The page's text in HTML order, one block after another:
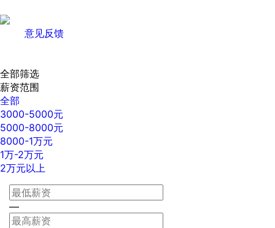
意见反馈
全部筛选
薪资范围
全部
3000-5000元
5000-8000元
8000-1万元
1万-2万元
2万元以上
—